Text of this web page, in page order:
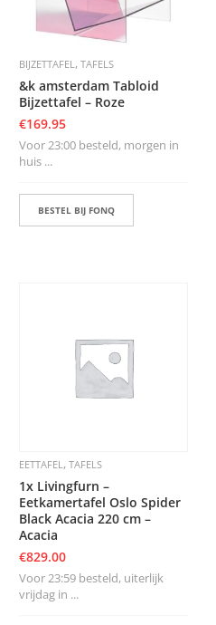
BIJZETTAFEL, TAFELS
&k amsterdam Tabloid
Bijzettafel – Roze
€169.95
Voor 23:00 besteld, morgen in
huis ...
BESTEL BIJ FONQ
EETTAFEL, TAFELS
1x Livingfurn –
Eetkamertafel Oslo Spider
Black Acacia 220 cm –
Acacia
€829.00
Voor 23:59 besteld, uiterlijk
vrijdag in ...